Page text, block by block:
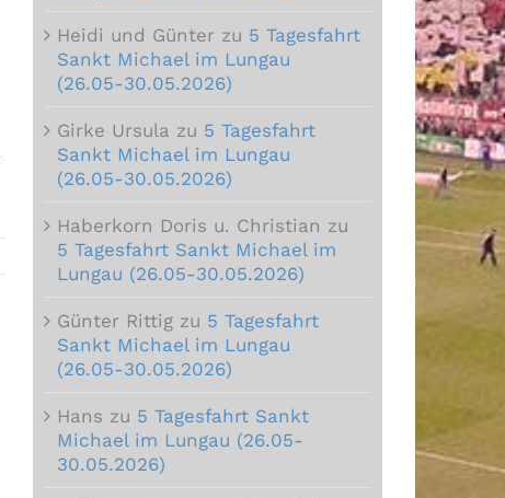
Heidi und Günter zu 5 Tagesfahrt
Sankt Michael im Lungau
(26.05-30.05.2026)
Girke Ursula zu 5 Tagesfahrt
Sankt Michael im Lungau
(26.05-30.05.2026)
Haberkorn Doris u. Christian zu
5 Tagesfahrt Sankt Michael im
Lungau (26.05-30.05.2026)
Günter Rittig zu 5 Tagesfahrt
Sankt Michael im Lungau
(26.05-30.05.2026)
Hans zu 5 Tagesfahrt Sankt
Michael im Lungau (26.05-
30.05.2026)